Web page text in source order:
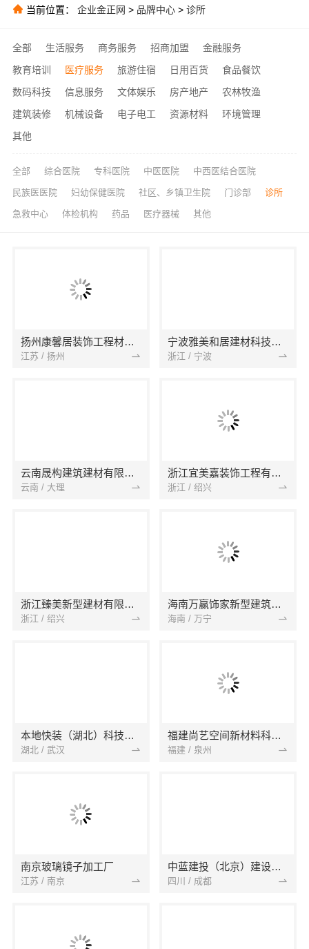
当前位置： 企业金正网 > 品牌中心 > 诊所
全部 生活服务 商务服务 招商加盟
金融服务
教育培训
医疗服务 旅游住宿 日用百货
食品餐饮
数码科技
信息服务 文体娱乐 房产地产
农林牧渔
建筑装修
机械设备 电子电工 资源材料
环境管理
其他
全部 综合医院 专科医院 中医医院 中西医结合医院
民族医医院 妇幼保健医院 社区、乡镇卫生院 门诊部 诊所
急救中心 体检机构 药品 医疗器械 其他
扬州康馨居装饰工程材料有限公司
江苏 / 扬州
宁波雅美和居建材科技有限公司
浙江 / 宁波
云南晟构建筑建材有限公司
云南 / 大理
浙江宜美嘉装饰工程有限公司
浙江 / 绍兴
浙江臻美新型建材有限公司
浙江 / 绍兴
海南万赢饰家新型建筑材料有限公司
海南 / 万宁
本地快装（湖北）科技有限公司
湖北 / 武汉
福建尚艺空间新材料科技有限公司
福建 / 泉州
南京玻璃镜子加工厂
江苏 / 南京
中蓝建投（北京）建设有限公司四川第一分公司
四川 / 成都